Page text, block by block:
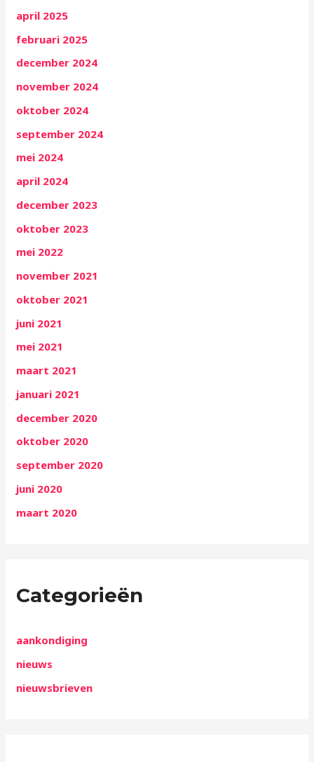
april 2025
februari 2025
december 2024
november 2024
oktober 2024
september 2024
mei 2024
april 2024
december 2023
oktober 2023
mei 2022
november 2021
oktober 2021
juni 2021
mei 2021
maart 2021
januari 2021
december 2020
oktober 2020
september 2020
juni 2020
maart 2020
Categorieën
aankondiging
nieuws
nieuwsbrieven